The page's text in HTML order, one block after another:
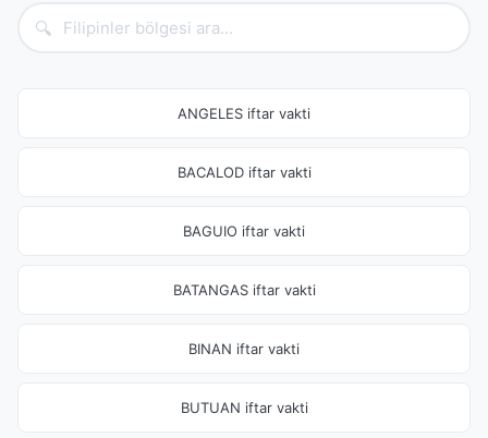
🔍
ANGELES iftar vakti
BACALOD iftar vakti
BAGUIO iftar vakti
BATANGAS iftar vakti
BINAN iftar vakti
BUTUAN iftar vakti